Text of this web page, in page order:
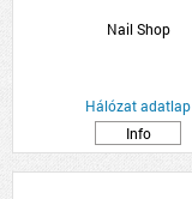
Nail Shop
Hálózat adatlap
Info